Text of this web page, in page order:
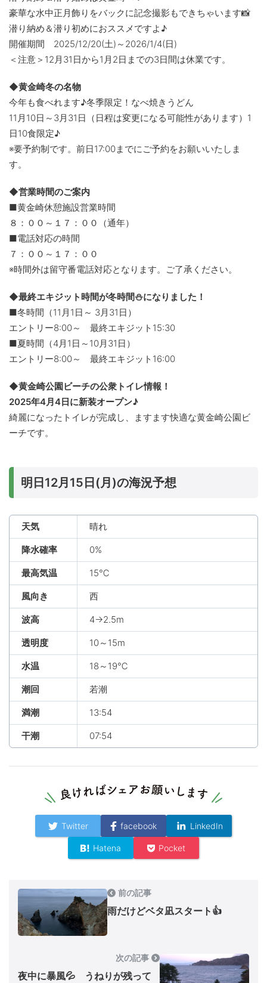
豪華な水中正月飾りをバックに記念撮影もできちゃいます📸
潜り納め＆潜り初めにおススメですよ♪
開催期間 2025/12/20(土)～2026/1/4(日)
＜注意＞12月31日から1月2日までの3日間は休業です。
◆黄金崎冬の名物
今年も食べれます♪冬季限定！なべ焼きうどん
11月10日～3月31日（日程は変更になる可能性があります）1
日10食限定♪
※要予約制です。前日17:00までにご予約をお願いいたしま
す。
◆営業時間のご案内
■黄金崎休憩施設営業時間
８：００～１７：００（通年）
■電話対応の時間
７：００～１７：００
※時間外は留守番電話対応となります。ご了承ください。
◆最終エキジット時間が冬時間⛄になりました！
■冬時間（11月1日～ 3月31日）
エントリー8:00～ 最終エキジット15:30
■夏時間（4月1日～10月31日）
エントリー8:00～ 最終エキジット16:00
◆黄金崎公園ビーチの公衆トイレ情報！
2025年4月4日に新装オープン♪
綺麗になったトイレが完成し、ますます快適な黄金崎公園ビ
ーチです。
明日12月15日(月)の海況予想
天気 晴れ
降水確率 0%
最高気温 15℃
風向き 西
波高 4→2.5m
透明度 10～15m
水温 18～19℃
潮回 若潮
満潮 13:54
干潮 07:54
Twitter facebook LinkedIn
Hatena Pocket
前の記事
雨だけどベタ凪スタート👍
次の記事
夜中に暴風💦 うねりが残って